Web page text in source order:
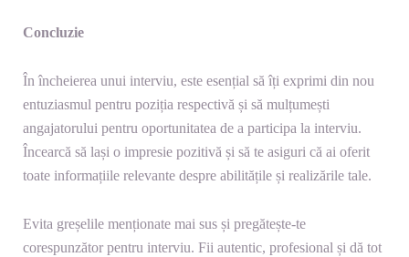
Concluzie
În încheierea unui interviu, este esențial să îți exprimi din nou
entuziasmul pentru poziția respectivă și să mulțumești
angajatorului pentru oportunitatea de a participa la interviu.
Încearcă să lași o impresie pozitivă și să te asiguri că ai oferit
toate informațiile relevante despre abilitățile și realizările tale.
Evita greșelile menționate mai sus și pregătește-te
corespunzător pentru interviu. Fii autentic, profesional și dă tot